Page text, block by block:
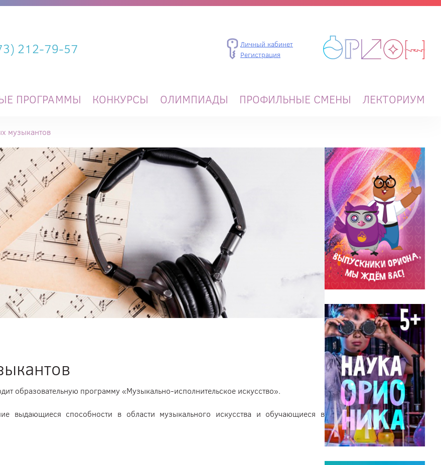
212-79-57
Личный кабинет
Регистрация
ПРОГРАММЫ КОНКУРСЫ ОЛИМПИАДЫ ПРОФИЛЬНЫЕ СМЕНЫ ЛЕКТОРИУМ
музыкантов
образовательную программу «Музыкально-исполнительское искусство».
выдающиеся способности в области музыкального искусства и обучающиеся в